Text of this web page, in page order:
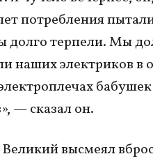
потребления
долго терпели. Мы
наших электриков в
— сказал он.
высмеял